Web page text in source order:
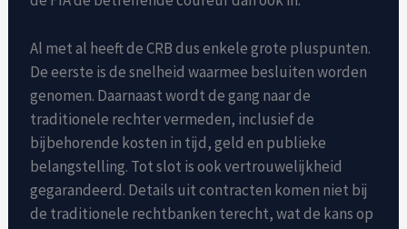
Al met al heeft de CRB dus enkele grote pluspunten.
De eerste is de snelheid waarmee besluiten worden
genomen. Daarnaast wordt de gang naar de
traditionele rechter vermeden, inclusief de
bijbehorende kosten in tijd, geld en publieke
belangstelling. Tot slot is ook vertrouwelijkheid
gegarandeerd. Details uit contracten komen niet bij
de traditionele rechtbanken terecht, wat de kans op